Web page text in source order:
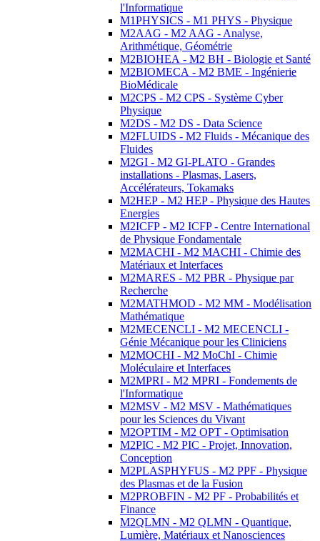
l'Informatique
M1PHYSICS - M1 PHYS - Physique
M2AAG - M2 AAG - Analyse,
Arithmétique, Géométrie
M2BIOHEA - M2 BH - Biologie et Santé
M2BIOMECA - M2 BME - Ingénierie
BioMédicale
M2CPS - M2 CPS - Système Cyber
Physique
M2DS - M2 DS - Data Science
M2FLUIDS - M2 Fluids - Mécanique des
Fluides
M2GI - M2 GI-PLATO - Grandes
installations - Plasmas, Lasers,
Accélérateurs, Tokamaks
M2HEP - M2 HEP - Physique des Hautes
Energies
M2ICFP - M2 ICFP - Centre International
de Physique Fondamentale
M2MACHI - M2 MACHI - Chimie des
Matériaux et Interfaces
M2MARES - M2 PBR - Physique par
Recherche
M2MATHMOD - M2 MM - Modélisation
Mathématique
M2MECENCLI - M2 MECENCLI -
Génie Mécanique pour les Cliniciens
M2MOCHI - M2 MoChI - Chimie
Moléculaire et Interfaces
M2MPRI - M2 MPRI - Fondements de
l'Informatique
M2MSV - M2 MSV - Mathématiques
pour les Sciences du Vivant
M2OPTIM - M2 OPT - Optimisation
M2PIC - M2 PIC - Projet, Innovation,
Conception
M2PLASPHYFUS - M2 PPF - Physique
des Plasmas et de la Fusion
M2PROBFIN - M2 PF - Probabilités et
Finance
M2QLMN - M2 QLMN - Quantique,
Lumière, Matériaux et Nanosciences